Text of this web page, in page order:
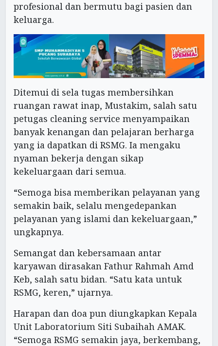
profesional dan bermutu bagi pasien dan
keluarga.
Ditemui di sela tugas membersihkan
ruangan rawat inap, Mustakim, salah satu
petugas cleaning service menyampaikan
banyak kenangan dan pelajaran berharga
yang ia dapatkan di RSMG. Ia mengaku
nyaman bekerja dengan sikap
kekeluargaan dari semua.
“Semoga bisa memberikan pelayanan yang
semakin baik, selalu mengedepankan
pelayanan yang islami dan kekeluargaan,”
ungkapnya.
Semangat dan kebersamaan antar
karyawan dirasakan Fathur Rahmah Amd
Keb, salah satu bidan. “Satu kata untuk
RSMG, keren,” ujarnya.
Harapan dan doa pun diungkapkan Kepala
Unit Laboratorium Siti Subaihah AMAK.
“Semoga RSMG semakin jaya, berkembang,